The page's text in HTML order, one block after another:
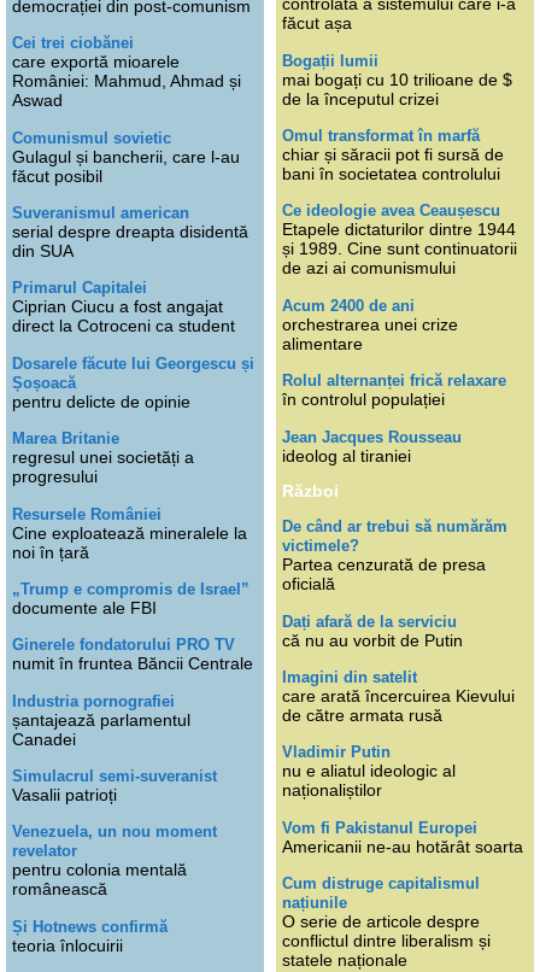
democrației din post-comunism
Cei trei ciobănei
care exportă mioarele
României: Mahmud, Ahmad și
Aswad
Comunismul sovietic
Gulagul și bancherii, care l-au
făcut posibil
Suveranismul american
serial despre dreapta disidentă
din SUA
Primarul Capitalei
Ciprian Ciucu a fost angajat
direct la Cotroceni ca student
Dosarele făcute lui Georgescu și
Șoșoacă
pentru delicte de opinie
Marea Britanie
regresul unei societăți a
progresului
Resursele României
Cine exploatează mineralele la
noi în țară
„Trump e compromis de Israel”
documente ale FBI
Ginerele fondatorului PRO TV
numit în fruntea Băncii Centrale
Industria pornografiei
șantajează parlamentul
Canadei
Simulacrul semi-suveranist
Vasalii patrioți
Venezuela, un nou moment
revelator
pentru colonia mentală
românească
Și Hotnews confirmă
teoria înlocuirii
făcut așa
Bogații lumii
mai bogați cu 10 trilioane de $
de la începutul crizei
Omul transformat în marfă
chiar și săracii pot fi sursă de
bani în societatea controlului
Ce ideologie avea Ceaușescu
Etapele dictaturilor dintre 1944
și 1989. Cine sunt continuatorii
de azi ai comunismului
Acum 2400 de ani
orchestrarea unei crize
alimentare
Rolul alternanței frică relaxare
în controlul populației
Jean Jacques Rousseau
ideolog al tiraniei
Război
De când ar trebui să numărăm
victimele?
Partea cenzurată de presa
oficială
Dați afară de la serviciu
că nu au vorbit de Putin
Imagini din satelit
care arată încercuirea Kievului
de către armata rusă
Vladimir Putin
nu e aliatul ideologic al
naționaliștilor
Vom fi Pakistanul Europei
Americanii ne-au hotărât soarta
Cum distruge capitalismul
națiunile
O serie de articole despre
conflictul dintre liberalism și
statele naționale